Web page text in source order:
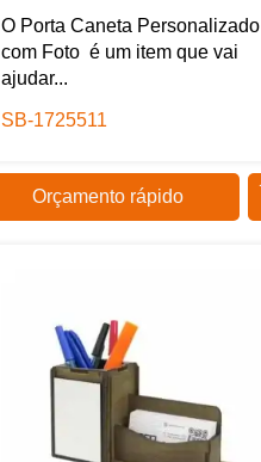
O Porta Caneta Personalizado
com Foto é um item que vai
ajudar...
SB-1725511
Orçamento rápido